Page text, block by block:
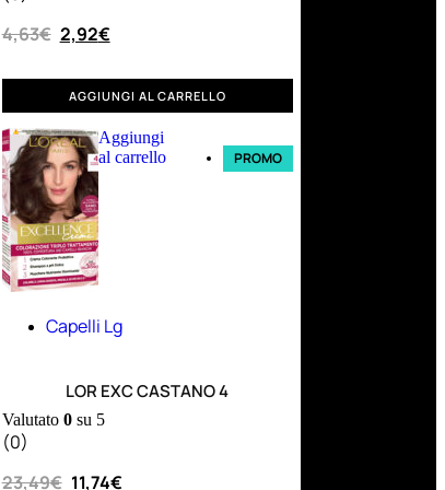
4,63€ 2,92€
AGGIUNGI AL CARRELLO
Aggiungi
al carrello
PROMO
Capelli Lg
LOR EXC CASTANO 4
Valutato 0su 5
(0)
23,49€ 11,74€